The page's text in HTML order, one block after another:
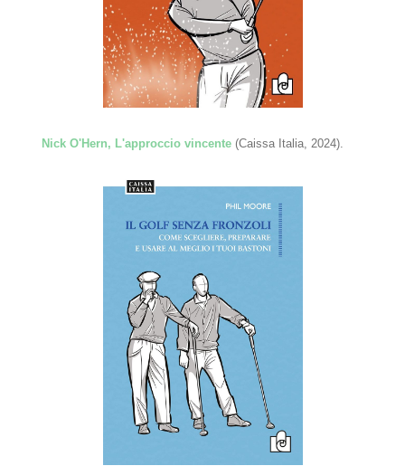
Nick O'Hern, L'approccio vincente(Caissa Italia, 2024).